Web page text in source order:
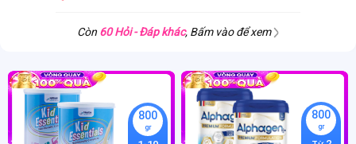
Còn 60 Hỏi - Đáp khác, Bấm vào để xem
800
gr
800
gr